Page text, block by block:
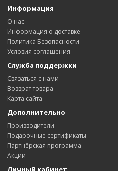
Информация
О нас
Информация о доставке
Политика Безопасности
Условия соглашения
Служба поддержки
Связаться с нами
Возврат товара
Карта сайта
Дополнительно
Производители
Подарочные сертификаты
Партнёрская программа
Акции